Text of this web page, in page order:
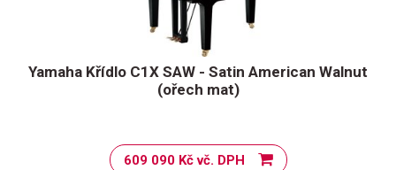
Yamaha Křídlo C1X SAW - Satin American Walnut
(ořech mat)
609 090 Kč vč. DPH